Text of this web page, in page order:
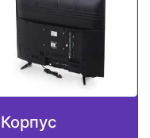
Корпус